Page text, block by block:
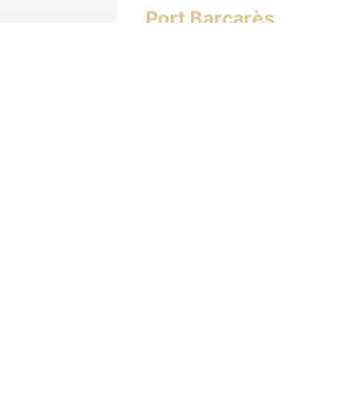
Port Barcarès